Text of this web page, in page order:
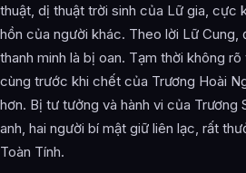
thuật, dị thuật trời sinh của Lữ gia, cực
hồn của người khác. Theo lời Lữ
thanh minh là bị oan. Tạm thời không
cùng trước khi chết của Trương Hoài
hơn. Bị tư tưởng và hành vi của
anh, hai người bí mật giữ liên lạc, rất
Toàn Tính.